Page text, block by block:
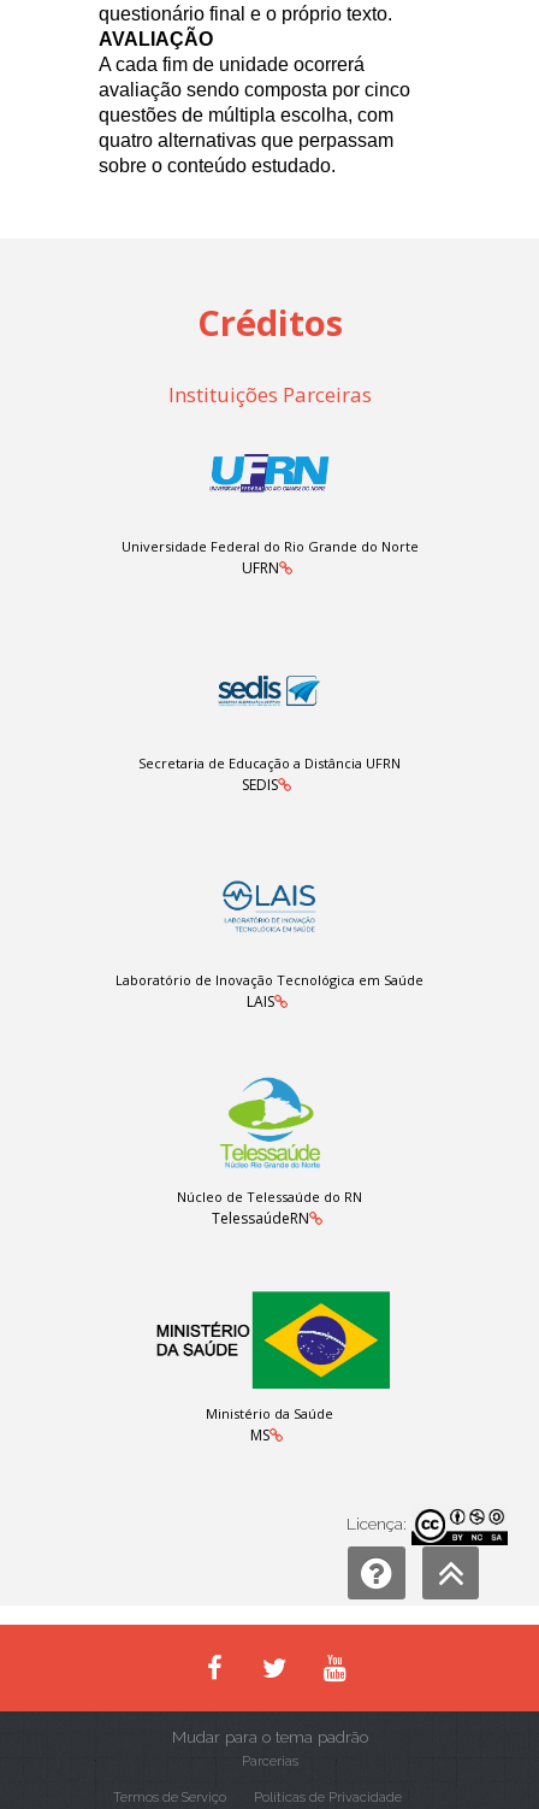
questionário final e o próprio texto.
AVALIAÇÃO
A cada fim de unidade ocorrerá
avaliação sendo composta por cinco
questões de múltipla escolha, com
quatro alternativas que perpassam
sobre o conteúdo estudado.
Créditos
Instituições Parceiras
Universidade Federal do Rio Grande do Norte
UFRN
Secretaria de Educação a Distância UFRN
SEDIS
Laboratório de Inovação Tecnológica em Saúde
LAIS
Núcleo de Telessaúde do RN
TelessaúdeRN
Ministério da Saúde
MS
Licença:
Mudar para o tema padrão
Parcerias
Termos de Serviço Políticas de Privacidade